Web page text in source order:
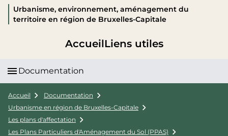
Urbanisme, environnement, aménagement du
territoire en région de Bruxelles-Capitale
AccueilLiens utiles
Documentation
Accueil
Documentation
Urbanisme en région de Bruxelles-Capitale
Les plans d'affectation
Les Plans Particuliers d'Aménagement du Sol (PPAS)